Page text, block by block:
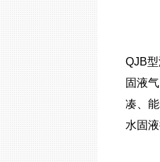
QJB
固液
凑、
水固